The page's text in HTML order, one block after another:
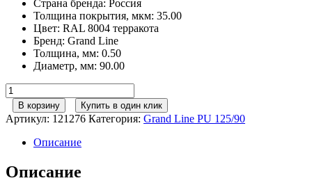
Страна бренда: Россия
Толщина покрытия, мкм: 35.00
Цвет: RAL 8004 терракота
Бренд: Grand Line
Толщина, мм: 0.50
Диаметр, мм: 90.00
Количество
товара
Труба
круглая
90
мм
В корзину Купить в один клик
Артикул: 121276 Категория: Grand Line РU 125/90
Описание
Описание